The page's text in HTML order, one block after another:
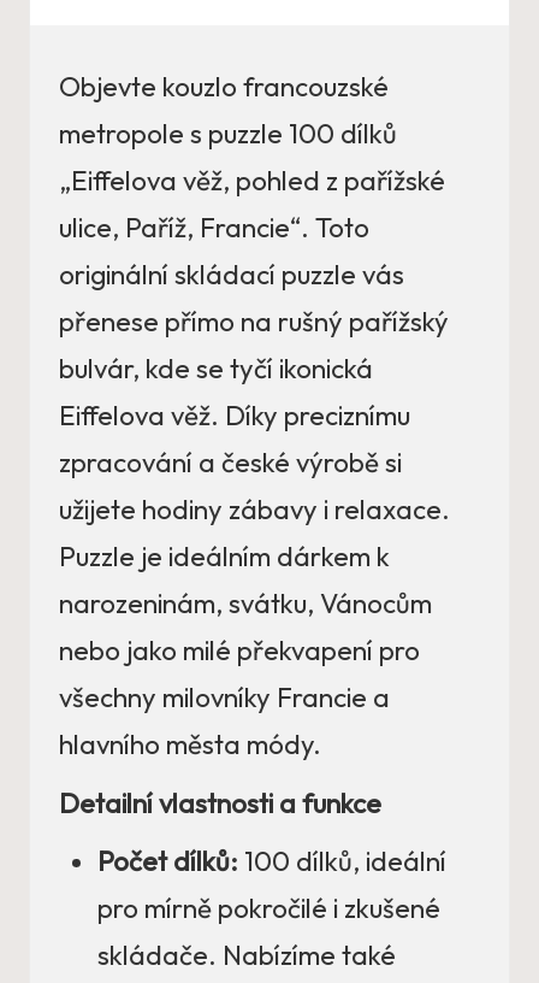
Objevte kouzlo francouzské
metropole s puzzle 100 dílků
„Eiffelova věž, pohled z pařížské
ulice, Paříž, Francie“. Toto
originální skládací puzzle vás
přenese přímo na rušný pařížský
bulvár, kde se tyčí ikonická
Eiffelova věž. Díky preciznímu
zpracování a české výrobě si
užijete hodiny zábavy i relaxace.
Puzzle je ideálním dárkem k
narozeninám, svátku, Vánocům
nebo jako milé překvapení pro
všechny milovníky Francie a
hlavního města módy.
Detailní vlastnosti a funkce
Počet dílků: 100 dílků, ideální
pro mírně pokročilé i zkušené
skládače. Nabízíme také